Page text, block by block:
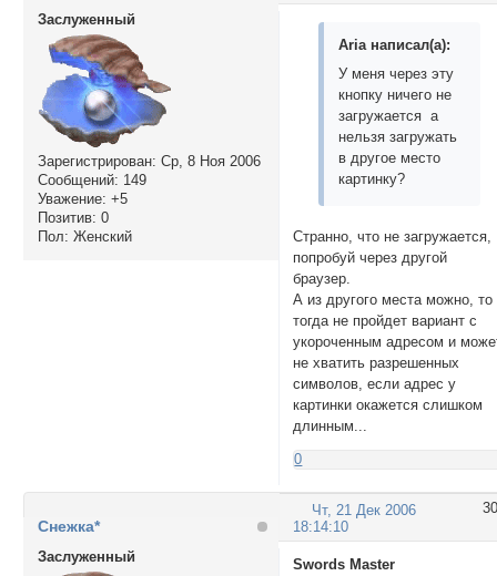
Заслуженный
Зарегистрирован: Ср, 8 Ноя 2006
Сообщений: 149
Уважение: +5
Позитив: 0
Пол: Женский
Aria написал(а):
У меня через эту
кнопку ничего не
загружается а
нельзя загружать
в другое место
картинку?
Странно, что не загружается,
попробуй через другой
браузер.
А из другого места можно, то
тогда не пройдет вариант с
укороченным адресом и
не хватить разрешенных
символов, если адрес у
картинки окажется слишком
длинным...
0
30
Чт, 21 Дек 2006
18:14:10
Снежка*
Заслуженный
Swords Master